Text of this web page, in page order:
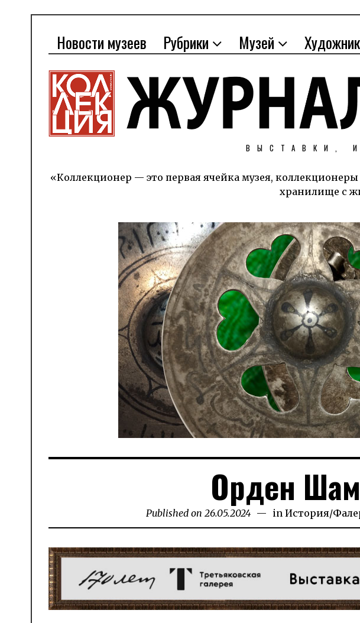
Новости музеев Рубрики Музей
ВЫСТАВКИ,
«Коллекционер — это первая ячейка музея,
хранилище с
Орден
Published on 26.05.2024 29.05.2024
in История/